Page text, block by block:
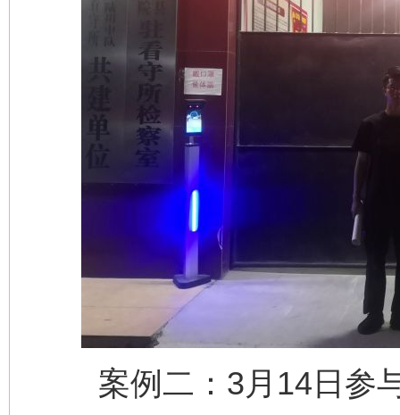
案例二：3月14日参与